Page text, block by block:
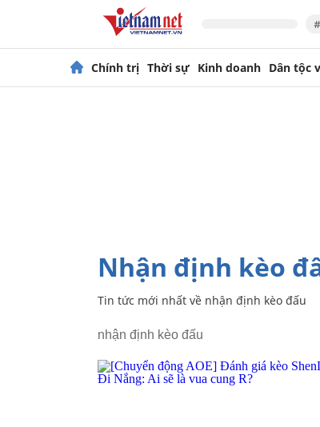
Chính trị Thời sự Kinh doanh Dân tộc
nhận định kèo
Tin tức mới nhất về nhận định kèo đấu
nhận định kèo đấu